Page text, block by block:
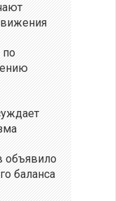
по
объявило
баланса